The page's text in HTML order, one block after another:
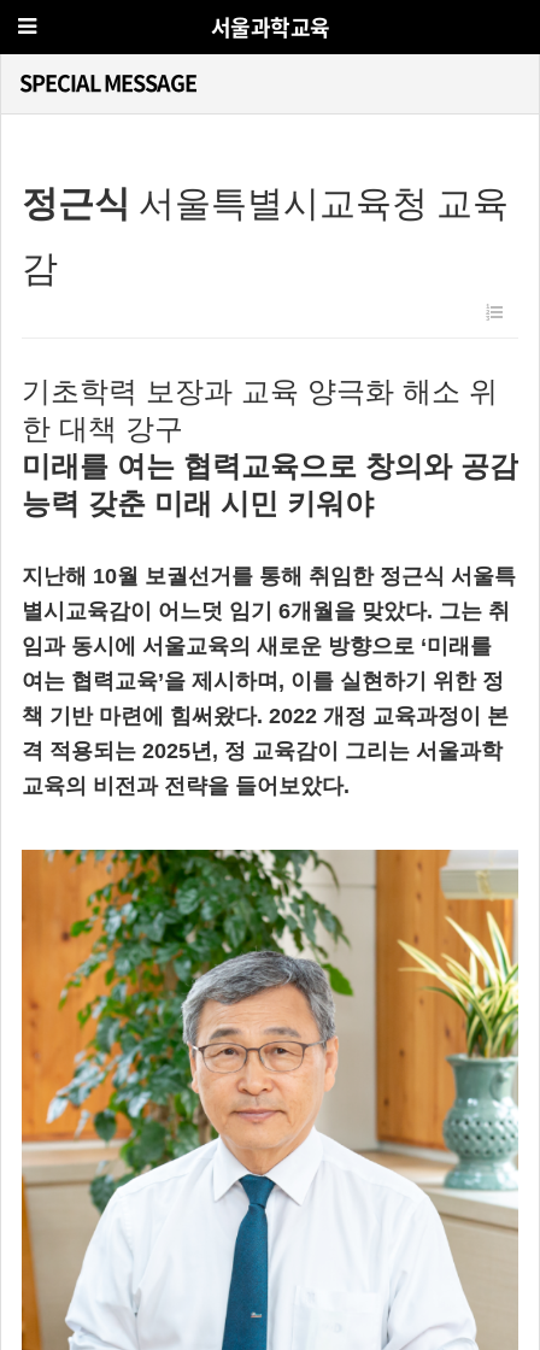
서울과학교육
SPECIAL MESSAGE
정근식 서울특별시교육청 교육
감
기초학력 보장과 교육 양극화 해소 위
한 대책 강구
미래를 여는 협력교육으로 창의와 공감
능력 갖춘 미래 시민 키워야
지난해 10월 보궐선거를 통해 취임한 정근식 서울특
별시교육감이 어느덧 임기 6개월을 맞았다. 그는 취
임과 동시에 서울교육의 새로운 방향으로 ‘미래를
여는 협력교육’을 제시하며, 이를 실현하기 위한 정
책 기반 마련에 힘써왔다. 2022 개정 교육과정이 본
격 적용되는 2025년, 정 교육감이 그리는 서울과학
교육의 비전과 전략을 들어보았다.